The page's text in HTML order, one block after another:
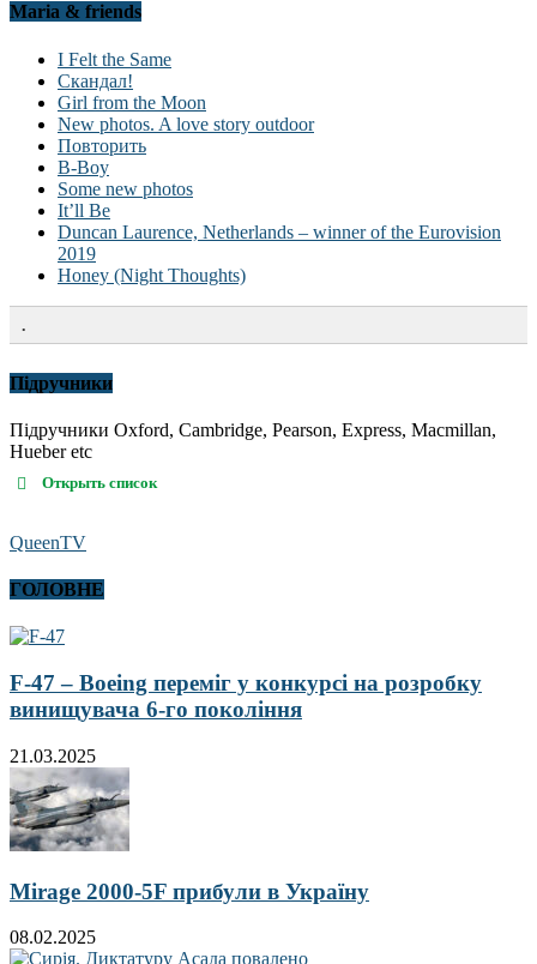
Maria & friends
I Felt the Same
Скандал!
Girl from the Moon
New photos. A love story outdoor
Повторить
B-Boy
Some new photos
It’ll Be
Duncan Laurence, Netherlands – winner of the Eurovision
2019
Honey (Night Thoughts)
.
Підручники
Підручники Oxford, Cambridge, Pearson, Express, Macmillan,
Hueber etc
Открыть список
QueenTV
ГОЛОВНЕ
F-47 – Boeing переміг у конкурсі на розробку
винищувача 6-го покоління
21.03.2025
Mirage 2000-5F прибули в Україну
08.02.2025